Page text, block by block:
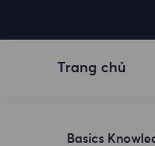
Trang chủ
Basics